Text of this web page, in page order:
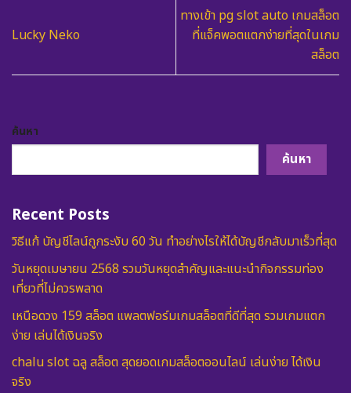
Lucky Neko
ทางเข้า pg slot auto เกมสล็อต
ที่แจ็คพอตแตกง่ายที่สุดในเกม
สล็อต
ค้นหา
ค้นหา
Recent Posts
วิธีแก้ บัญชีไลน์ถูกระงับ 60 วัน ทำอย่างไรให้ได้บัญชีกลับมาเร็วที่สุด
วันหยุดเมษายน 2568 รวมวันหยุดสำคัญและแนะนำกิจกรรมท่อง
เที่ยวที่ไม่ควรพลาด
เหนือดวง 159 สล็อต แพลตฟอร์มเกมสล็อตที่ดีที่สุด รวมเกมแตก
ง่าย เล่นได้เงินจริง
chalu slot ฉลู สล็อต สุดยอดเกมสล็อตออนไลน์ เล่นง่าย ได้เงิน
จริง